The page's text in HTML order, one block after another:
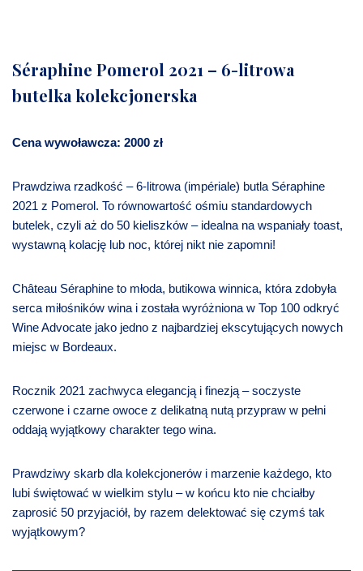
Séraphine Pomerol 2021 – 6-litrowa
butelka kolekcjonerska
Cena wywoławcza: 2000 zł
Prawdziwa rzadkość – 6-litrowa (impériale) butla Séraphine
2021 z Pomerol. To równowartość ośmiu standardowych
butelek, czyli aż do 50 kieliszków – idealna na wspaniały toast,
wystawną kolację lub noc, której nikt nie zapomni!
Château Séraphine to młoda, butikowa winnica, która zdobyła
serca miłośników wina i została wyróżniona w Top 100 odkryć
Wine Advocate jako jedno z najbardziej ekscytujących nowych
miejsc w Bordeaux.
Rocznik 2021 zachwyca elegancją i finezją – soczyste
czerwone i czarne owoce z delikatną nutą przypraw w pełni
oddają wyjątkowy charakter tego wina.
Prawdziwy skarb dla kolekcjonerów i marzenie każdego, kto
lubi świętować w wielkim stylu – w końcu kto nie chciałby
zaprosić 50 przyjaciół, by razem delektować się czymś tak
wyjątkowym?